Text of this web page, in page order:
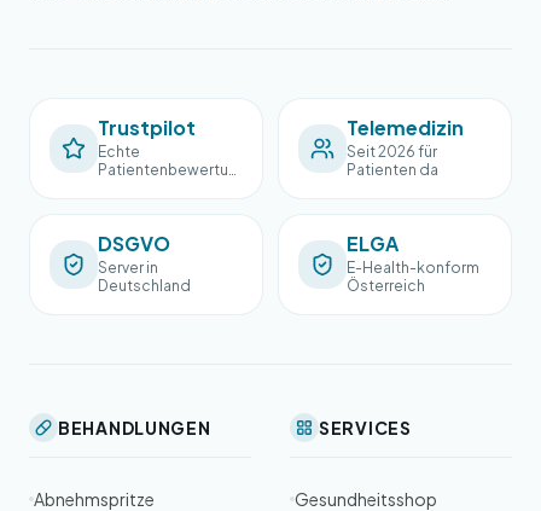
Trustpilot
Echte
Patientenbewertun
Telemedizin
Seit 2026 für
Patienten da
DSGVO
Server in
Deutschland
ELGA
E-Health-konform
Österreich
BEHANDLUNGEN
Abnehmspritze
SERVICES
Gesundheitsshop